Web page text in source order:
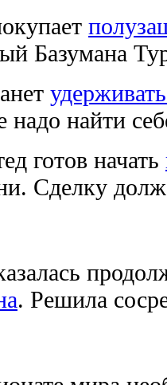
Базумана
найти
готов начать
Сделку
. Решила